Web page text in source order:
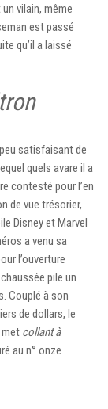
vilain, même
est passé
qu’il a laissé
satisfaisant de
quels avare il a
contesté pour l’en
de vue trésorier,
Disney et Marvel
a venu sa
l’ouverture
pile un
Couplé à son
de dollars, le
met collant à
au n° onze